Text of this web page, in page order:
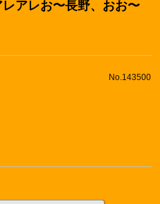
アレお〜長野、おお〜
No.143500